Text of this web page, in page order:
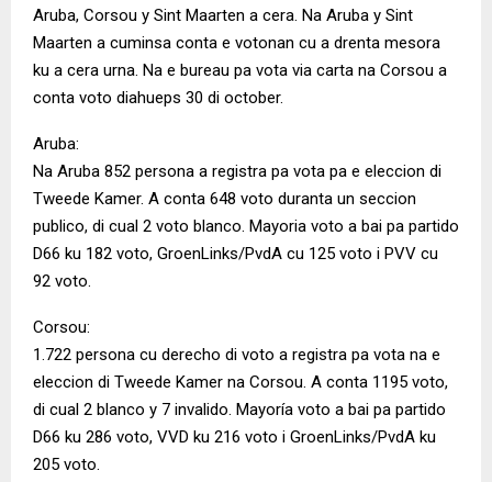
Aruba, Corsou y Sint Maarten a cera. Na Aruba y Sint
Maarten a cuminsa conta e votonan cu a drenta mesora
ku a cera urna. Na e bureau pa vota via carta na Corsou a
conta voto diahueps 30 di october.
Aruba:
Na Aruba 852 persona a registra pa vota pa e eleccion di
Tweede Kamer. A conta 648 voto duranta un seccion
publico, di cual 2 voto blanco. Mayoria voto a bai pa partido
D66 ku 182 voto, GroenLinks/PvdA cu 125 voto i PVV cu
92 voto.
Corsou:
1.722 persona cu derecho di voto a registra pa vota na e
eleccion di Tweede Kamer na Corsou. A conta 1195 voto,
di cual 2 blanco y 7 invalido. Mayoría voto a bai pa partido
D66 ku 286 voto, VVD ku 216 voto i GroenLinks/PvdA ku
205 voto.